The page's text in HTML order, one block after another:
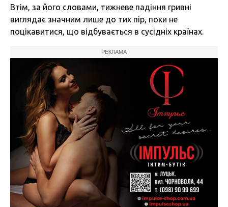
Втім, за його словами, тижневе падіння гривні
виглядає значним лише до тих пір, поки не
поцікавитися, що відбувається в сусідніх країнах.
РЕКЛАМА